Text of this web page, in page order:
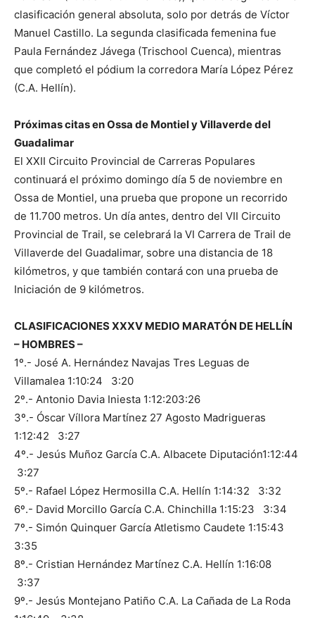
clasificación general absoluta, solo por detrás de Víctor
Manuel Castillo. La segunda clasificada femenina fue
Paula Fernández Jávega (Trischool Cuenca), mientras
que completó el pódium la corredora María López Pérez
(C.A. Hellín).
Próximas citas en Ossa de Montiel y Villaverde del
Guadalimar
El XXII Circuito Provincial de Carreras Populares
continuará el próximo domingo día 5 de noviembre en
Ossa de Montiel, una prueba que propone un recorrido
de 11.700 metros. Un día antes, dentro del VII Circuito
Provincial de Trail, se celebrará la VI Carrera de Trail de
Villaverde del Guadalimar, sobre una distancia de 18
kilómetros, y que también contará con una prueba de
Iniciación de 9 kilómetros.
CLASIFICACIONES XXXV MEDIO MARATÓN DE HELLÍN
– HOMBRES –
1º.- José A. Hernández Navajas​ Tres Leguas de
Villamalea​ 1:10:24​ 3:20
2º.- Antonio Davia Iniesta​ ​​1:12:20​3:26
3º.- Óscar Víllora Martínez​ 27 Agosto Madrigueras​
1:12:42 ​3:27
4º.- Jesús Muñoz García ​C.A. Albacete Diputación​1:12:44
​3:27
5º.- Rafael López Hermosilla ​C.A. Hellín​​​ 1:14:32​ 3:32
6º.- David Morcillo García​​ C.A. Chinchilla​ 1:15:23​ 3:34
7º.- Simón Quinquer García​​ Atletismo Caudete​​ 1:15:43 ​
3:35
8º.- Cristian Hernández Martínez​ C.A. Hellín​​ 1:16:08​
3:37
9º.- Jesús Montejano Patiño​​ C.A. La Cañada de La Roda​